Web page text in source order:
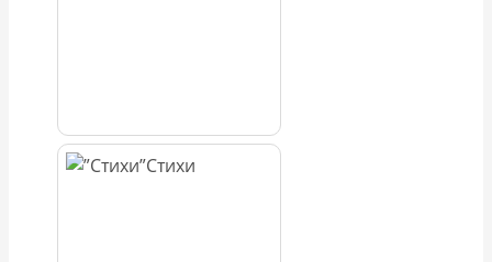
Стихи